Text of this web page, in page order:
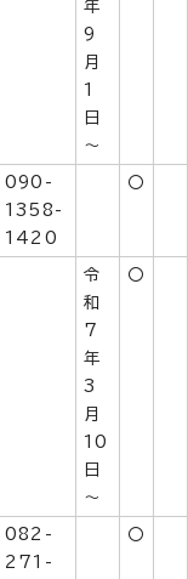
年
9
月
1
日
～
090-
1358-
1420
〇
令
和
7
年
3
月
10
日
～
〇
082-
271-
〇